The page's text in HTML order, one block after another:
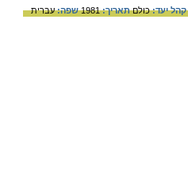
קהל יעד:כולםתאריך:1981 שפה:עברית